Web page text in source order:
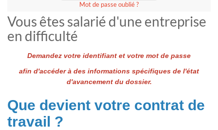
Mot de passe oublié ?
Vous êtes salarié d'une entreprise
en difficulté
Demandez votre identifiant et votre mot de passe
afin d'accéder à des informations spécifiques de l'état
d'avancement du dossier.
Que devient votre contrat de
travail ?